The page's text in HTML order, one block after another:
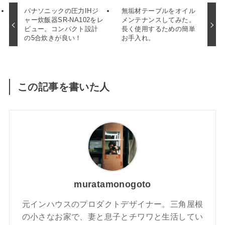
パナソニックの圧力IHジ
ャー炊飯器SR-NA102をレ
ビュー。コンパクト設計
の5合炊きが良い！
無垢材テーブルをオイル
メンテナンスしてみた。
長く使用するための簡単
お手入れ。
この記事を書いた人
muratamonogoto
元インハウスのプロダクトデザイナー。三角屋根
の小さなお家で、妻と息子とチワワと生活してい